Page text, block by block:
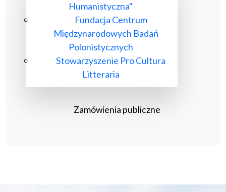
Humanistyczna"
Fundacja Centrum
Międzynarodowych Badań
Polonistycznych
Stowarzyszenie Pro Cultura
Litteraria
Zamówienia publiczne